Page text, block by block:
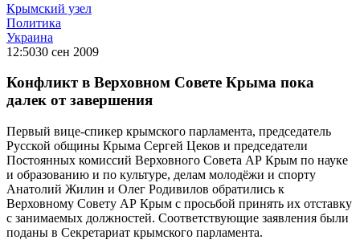
Крымский узел
Политика
Украина
12:5030 сен 2009
Конфликт в Верховном Совете Крыма пока
далек от завершения
Первый вице-спикер крымского парламента, председатель
Русской общины Крыма Сергей Цеков и председатели
Постоянных комиссий Верховного Совета АР Крым по науке
и образованию и по культуре, делам молодёжи и спорту
Анатолий Жилин и Олег Родивилов обратились к
Верховному Совету АР Крым с просьбой принять их отставку
с занимаемых должностей. Соответствующие заявления были
поданы в Секретариат крымского парламента.